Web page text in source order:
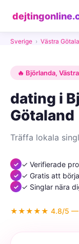
Sverige › Västra
🔥 Björlanda,
dating i
Götaland
Träffa lokala
✓ Verifierade
✓ Gratis att börja
✓ Singlar nära
★★★★★ 4.8/5 —